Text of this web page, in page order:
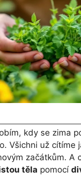
kdy se zima
Všichni už cítíme
začátkům. A
těla pomocí